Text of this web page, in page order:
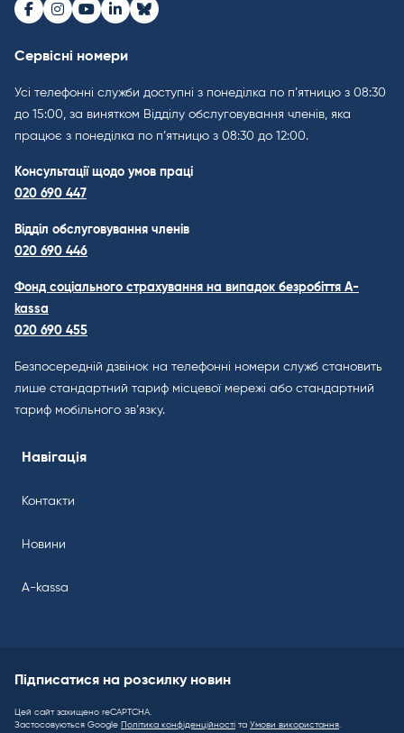
Facebook
Instagram
Youtube
LinkedInBluesky
Сервісні номери
Усі телефонні служби доступні з понеділка по п’ятницю з 08:30
до 15:00, за винятком Відділу обслуговування членів, яка
працює з понеділка по п’ятницю з 08:30 до 12:00.
Консультації щодо умов праці
020 690 447
Відділ обслуговування членів
020 690 446
Фонд соціального страхування на випадок безробіття A-
kassa
020 690 455
Безпосередній дзвінок на телефонні номери служб становить
лише стандартний тариф місцевої мережі або стандартний
тариф мобільного зв’язку.
Навігація
Контакти
Новини
A-kassa
Підписатися на розсилку новин
Цей сайт захищено reCAPTCHA.
Застосовуються Google Політика конфіденційності та Умови використання